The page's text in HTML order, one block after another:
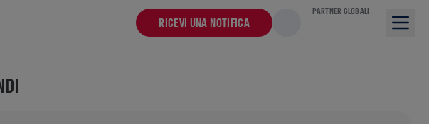
RICEVI UNA NOTIFICA
PARTNER GLOBALI